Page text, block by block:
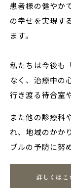
患者様の健やか
の幸せを実現す
ます。
私たちは今後も
なく、治療中の
行き渡る待合室
また他の診療科
れ、地域のかか
ブルの予防に努
詳しくはこ